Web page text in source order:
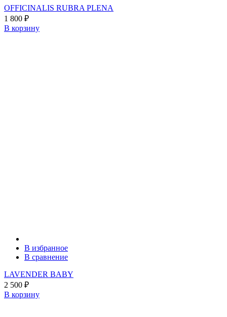
OFFICINALIS RUBRA PLENA
1 800 ₽
В корзину
В избранное
В сравнение
LAVENDER BABY
2 500 ₽
В корзину